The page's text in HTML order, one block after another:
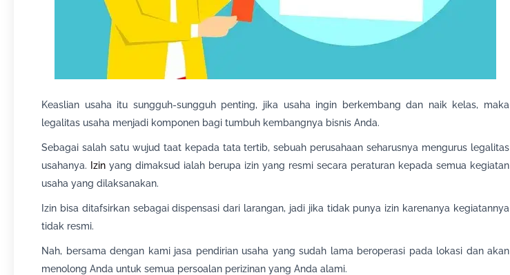
Keaslian usaha itu sungguh-sungguh penting, jika usaha ingin berkembang dan naik kelas, maka
legalitas usaha menjadi komponen bagi tumbuh kembangnya bisnis Anda.
Sebagai salah satu wujud taat kepada tata tertib, sebuah perusahaan seharusnya mengurus legalitas
usahanya.
Izin yang dimaksud ialah berupa izin yang resmi secara peraturan kepada semua kegiatan
usaha yang dilaksanakan.
Izin bisa ditafsirkan sebagai dispensasi dari larangan, jadi jika tidak punya izin karenanya kegiatannya
tidak resmi.
Nah, bersama dengan kami jasa pendirian usaha yang sudah lama beroperasi pada lokasi dan akan
menolong Anda untuk semua persoalan perizinan yang Anda alami.